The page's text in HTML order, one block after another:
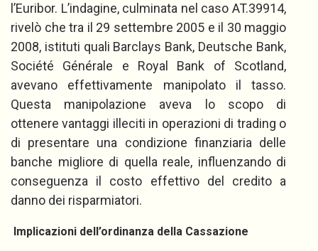
l’Euribor. L’indagine, culminata nel caso AT.39914,
rivelò che tra il 29 settembre 2005 e il 30 maggio
2008, istituti quali Barclays Bank, Deutsche Bank,
Société Générale e Royal Bank of Scotland,
avevano effettivamente manipolato il tasso.
Questa manipolazione aveva lo scopo di
ottenere vantaggi illeciti in operazioni di trading o
di presentare una condizione finanziaria delle
banche migliore di quella reale, influenzando di
conseguenza il costo effettivo del credito a
danno dei risparmiatori.
Implicazioni dell’ordinanza della Cassazione